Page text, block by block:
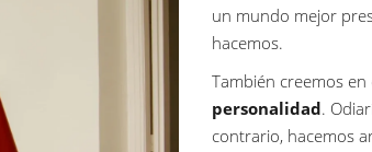
un mundo mejor
hacemos.
También creemos en
personalidad.
contrario, hacemos